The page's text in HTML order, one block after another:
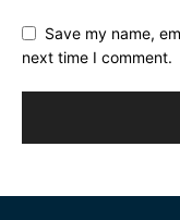
Save my name,
next time I comment.